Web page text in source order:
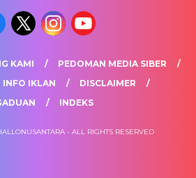
KAMI
PEDOMAN MEDIA SIBER
INFO IKLAN
DISCLAIMER
INDEKS
- ALL RIGHTS RESERVED